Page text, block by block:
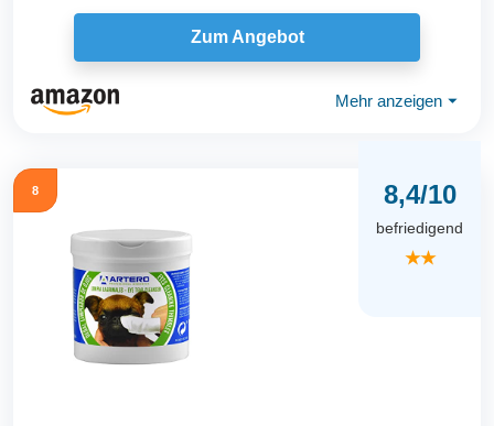
Zum Angebot
Mehr anzeigen ⏷
8 8,4/10
befriedigend
★★